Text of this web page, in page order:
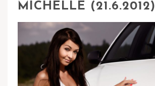
MICHELLE (21.6.2012)